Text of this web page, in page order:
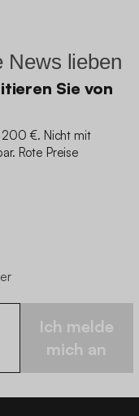
News lieben
Sie von
200 €. Nicht mit
Rote Preise
Ich melde
mich an